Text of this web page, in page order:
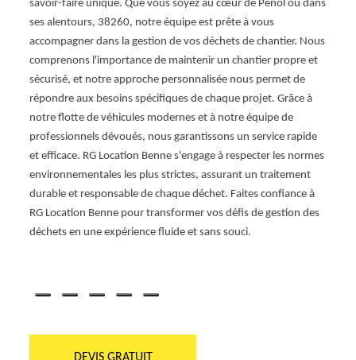
savoir-faire unique. Que vous soyez au cœur de Penol ou dans
ses alentours, 38260, notre équipe est prête à vous
accompagner dans la gestion de vos déchets de chantier. Nous
comprenons l'importance de maintenir un chantier propre et
sécurisé, et notre approche personnalisée nous permet de
répondre aux besoins spécifiques de chaque projet. Grâce à
notre flotte de véhicules modernes et à notre équipe de
professionnels dévoués, nous garantissons un service rapide
et efficace. RG Location Benne s'engage à respecter les normes
environnementales les plus strictes, assurant un traitement
durable et responsable de chaque déchet. Faites confiance à
RG Location Benne pour transformer vos défis de gestion des
déchets en une expérience fluide et sans souci.